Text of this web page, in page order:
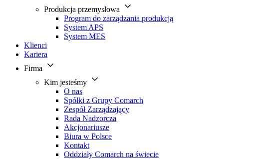
Produkcja przemysłowa
Program do zarządzania produkcją
System APS
System MES
Klienci
Kariera
Firma
Kim jesteśmy
O nas
Spółki z Grupy Comarch
Zespół Zarządzający
Rada Nadzorcza
Akcjonariusze
Biura w Polsce
Kontakt
Oddziały Comarch na świecie